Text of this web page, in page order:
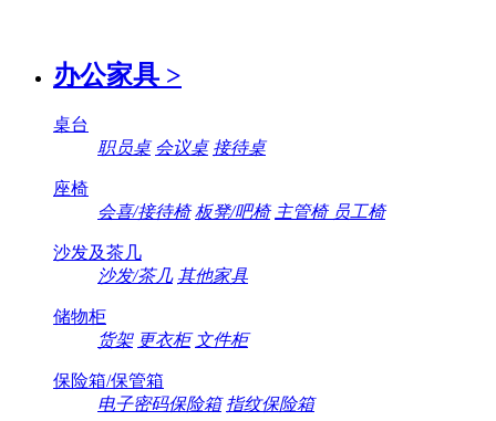
办公家具 >
桌台
职员桌 会议桌 接待桌
座椅
会喜/接待椅 板凳/吧椅 主管椅 员工椅
沙发及茶几
沙发/茶几 其他家具
储物柜
货架 更衣柜 文件柜
保险箱/保管箱
电子密码保险箱 指纹保险箱